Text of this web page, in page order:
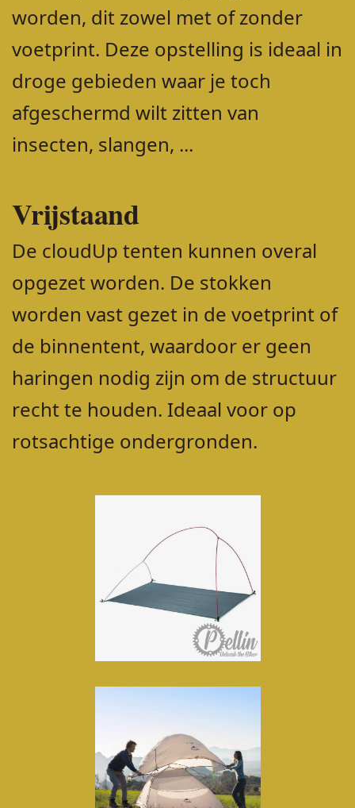
worden, dit zowel met of zonder
voetprint. Deze opstelling is ideaal in
droge gebieden waar je toch
afgeschermd wilt zitten van
insecten, slangen, ...
Vrijstaand
De cloudUp tenten kunnen overal
opgezet worden. De stokken
worden vast gezet in de voetprint of
de binnentent, waardoor er geen
haringen nodig zijn om de structuur
recht te houden. Ideaal voor op
rotsachtige ondergronden.